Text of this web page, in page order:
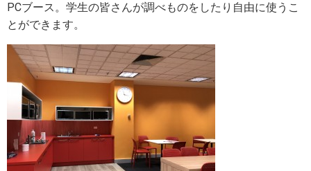
PCブース。学生の皆さんが調べものをしたり自由に使うこ
とができます。